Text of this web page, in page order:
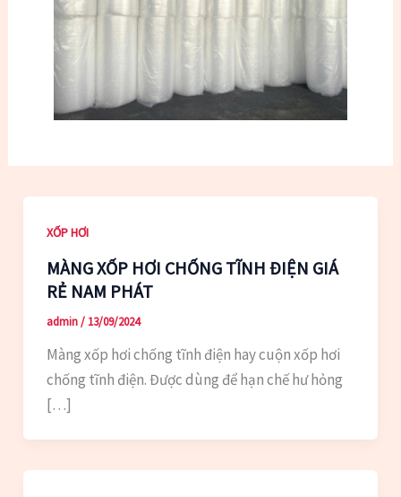
XỐP HƠI
MÀNG XỐP HƠI CHỐNG TĨNH ĐIỆN GIÁ
RẺ NAM PHÁT
admin/ 13/09/2024
Màng xốp hơi chống tĩnh điện hay cuộn xốp hơi
chống tĩnh điện. Được dùng để hạn chế hư hỏng
[…]